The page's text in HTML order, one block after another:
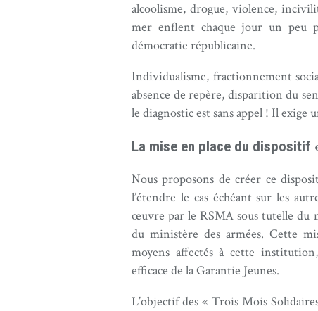
alcoolisme, drogue, violence,
mer enflent chaque jour un peu
démocratie républicaine.
Individualisme, fractionnement
absence de repère, disparition du
le diagnostic est sans appel ! Il exige
La mise en place du dispositif
Nous proposons de créer ce
l’étendre le cas échéant sur les
œuvre par le RSMA sous tutelle du
du ministère des armées. Cette
moyens affectés à cette
efficace de la Garantie Jeunes.
L’objectif des « Trois Mois